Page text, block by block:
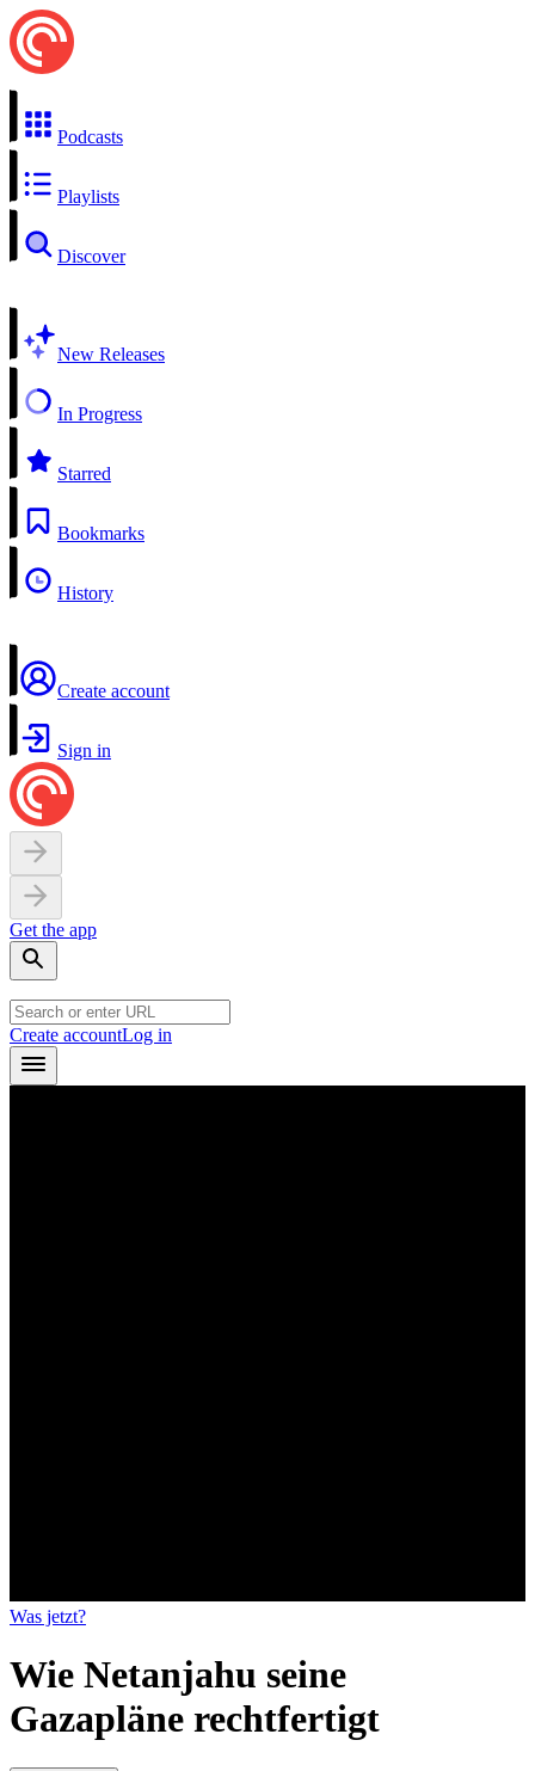
Podcasts
Playlists
Discover
New Releases
In Progress
Starred
Bookmarks
History
Create account
Sign in
Get the app
Create accountLog in
Was jetzt?
Wie Netanjahu seine
Gazapläne rechtfertigt